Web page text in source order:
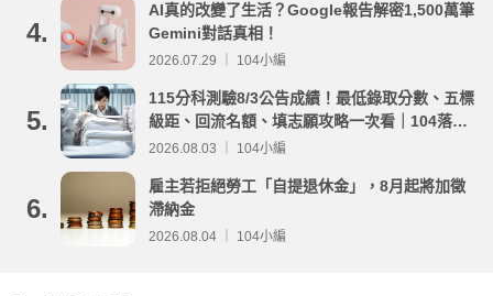
4.
AI真的改變了生活？Google報告解密1,500萬筆
Gemini對話真相！
2026.07.29 ｜ 104小編
5.
115分科測驗8/3公告成績！最低錄取分數、五標
級距、回流名額、填志願攻略一次看｜104落點
分析
2026.08.03 ｜ 104小編
6.
雇主若拒絕勞工「自提退休金」，8月起將加徵
滯納金
2026.08.04 ｜ 104小編